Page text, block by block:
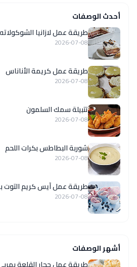
أحدث الوصفات
طريقة عمل لازانيا
2026-07-08
طريقة عمل كريمة الأناناس
2026-07-08
تتبيلة سمك السلمون
2026-07-08
شوربة البطاطس بكرات اللحم
2026-07-08
طريقة عمل آيس كريم التوت
2026-07-08
أشهر الوصفات
طريقة عمل حجار القلعة